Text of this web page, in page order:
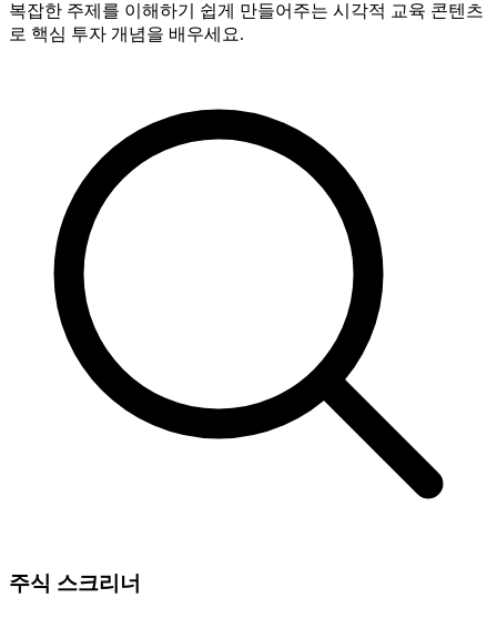
복잡한 주제를 이해하기 쉽게 만들어주는 시각적 교육 콘텐츠
로 핵심 투자 개념을 배우세요.
주식 스크리너